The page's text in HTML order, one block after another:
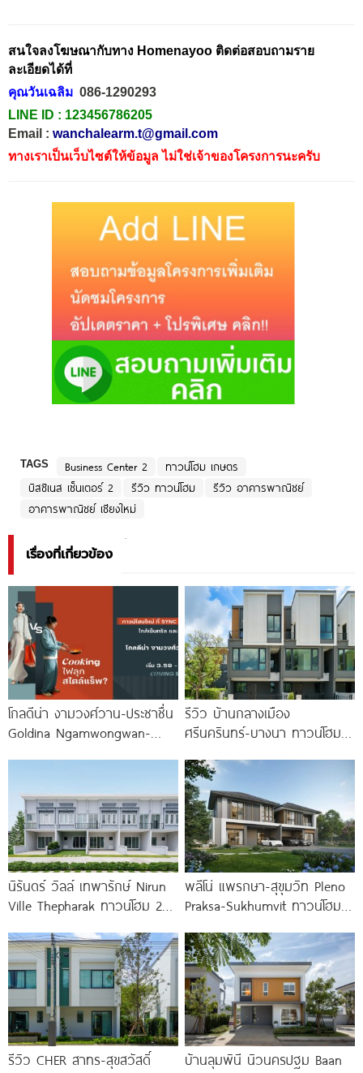
สนใจลงโฆษณากับทาง Homenayoo ติดต่อสอบถามราย
ละเอียดได้ที่
คุณวันเฉลิม 086-1290293
LINE ID : 123456786205
Email : wanchalearm.t@gmail.com
ทางเราเป็นเว็บไซต์ให้ข้อมูล ไม่ใช่เจ้าของโครงการนะครับ
TAGS Business Center 2
ทาวน์โฮม เกษตร
บิสซิเนส เซ็นเตอร์ 2
รีวิว ทาวน์โฮม
รีวิว อาคารพาณิชย์
อาคารพาณิชย์ เชียงใหม่
เรื่องที่เกี่ยวข้อง
โกลดีน่า งามวงศ์วาน-ประชาชื่น
Goldina Ngamwongwan-
รีวิว บ้านกลางเมือง
ศรีนครินทร์-บางนา ทาวน์โฮม 3
Penthouse
นิรันดร์ วิลล์ เทพารักษ์ Nirun
Ville Thepharak ทาวน์โฮม 2
พลีโน่ แพรกษา-สุขุมวิท Pleno
Praksa-Sukhumvit ทาวน์โฮม
สายเก่า พร้อม Fitness 24 ชม.*
รีวิว CHER สาทร-สุขสวัสดิ์
บ้านลุมพินี นิวนครปฐม Baan